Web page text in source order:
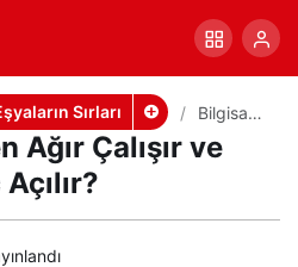
Sırları
Bilgisaya
Ağır
Ağır Çalışır ve
Paylaş